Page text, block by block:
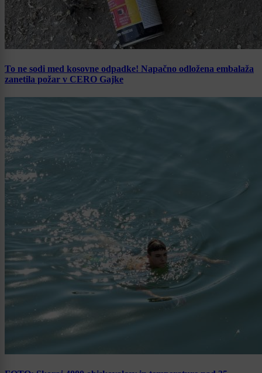
To ne sodi med kosovne odpadke! Napačno odložena embalaža
zanetila požar v CERO Gajke